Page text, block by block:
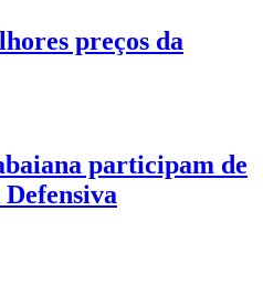
preços da
participam de